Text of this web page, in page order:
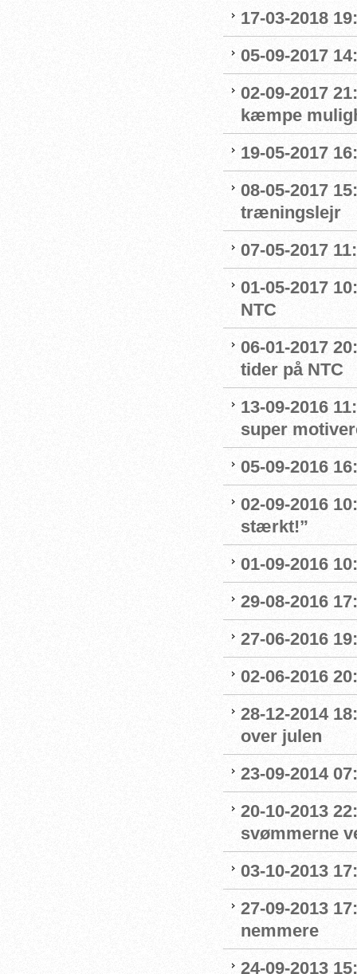
17-03-2018
05-09-2017
02-09-2017
kæmpe
19-05-2017
08-05-2017
træningslejr
07-05-2017
01-05-2017
NTC
06-01-2017
tider på NTC
13-09-2016
super
05-09-2016
02-09-2016
stærkt!”
01-09-2016
29-08-2016
27-06-2016
02-06-2016
28-12-2014
over julen
23-09-2014
20-10-2013
svømmerne
03-10-2013
27-09-2013
nemmere
24-09-2013